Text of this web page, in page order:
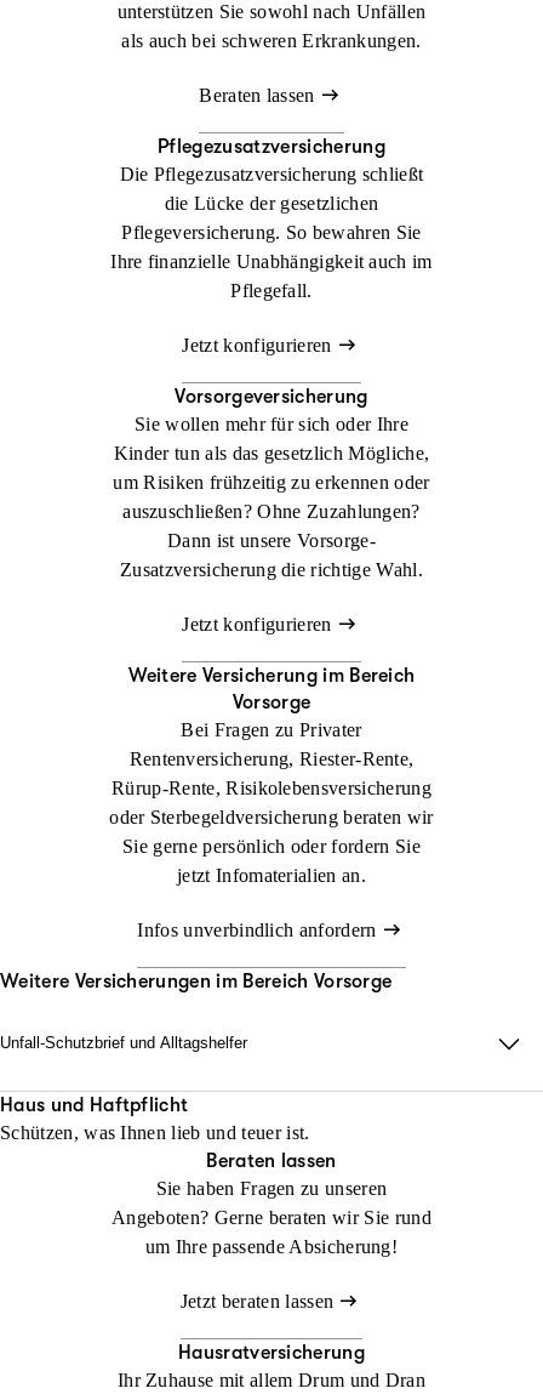
unterstützen Sie sowohl nach Unfällen
als auch bei schweren Erkrankungen.
Beraten lassen
Pflegezusatzversicherung
Die Pflegezusatzversicherung schließt
die Lücke der gesetzlichen
Pflegeversicherung. So bewahren Sie
Ihre finanzielle Unabhängigkeit auch im
Pflegefall.
Jetzt konfigurieren
Vorsorgeversicherung
Sie wollen mehr für sich oder Ihre
Kinder tun als das gesetzlich Mögliche,
um Risiken frühzeitig zu erkennen oder
auszuschließen? Ohne Zuzahlungen?
Dann ist unsere Vorsorge-
Zusatzversicherung die richtige Wahl.
Jetzt konfigurieren
Weitere Versicherung im Bereich
Vorsorge
Bei Fragen zu Privater
Rentenversicherung, Riester-Rente,
Rürup-Rente, Risikolebens­versicherung
oder Sterbegeldversicherung beraten wir
Sie gerne persönlich oder fordern Sie
jetzt Infomaterialien an.
Infos unverbindlich anfordern
Weitere Versicherungen im Bereich Vorsorge
Unfall-Schutzbrief und Alltagshelfer
Ihr Alltag nach einem Unfall innerhalb von 48 Stunden neu
organisiert ist.
Jetzt konfigurieren Jetzt beraten lassen
Haus und Haftpflicht
Schützen, was Ihnen lieb und teuer ist.
Beraten lassen
Sie haben Fragen zu unseren
Angeboten? Gerne beraten wir Sie rund
um Ihre passende Absicherung!
Jetzt beraten lassen
Hausratversicherung
Ihr Zuhause mit allem Drum und Dran